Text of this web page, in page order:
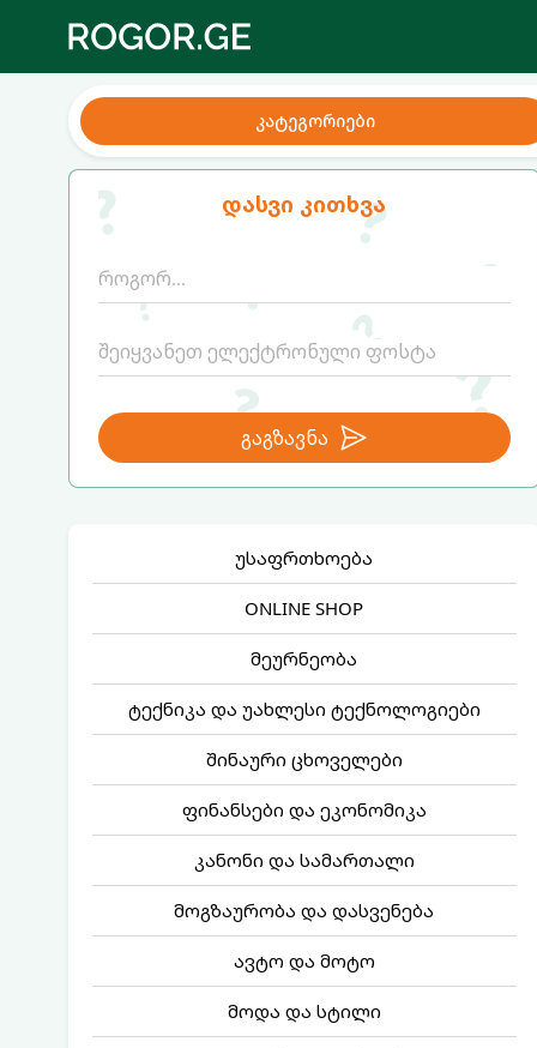
კატეგორიები
დასვი კითხვა
გაგზავნა
უსაფრთხოება
ONLINE SHOP
მეურნეობა
ტექნიკა და უახლესი ტექნოლოგიები
შინაური ცხოველები
ფინანსები და ეკონომიკა
კანონი და სამართალი
მოგზაურობა და დასვენება
ავტო და მოტო
მოდა და სტილი